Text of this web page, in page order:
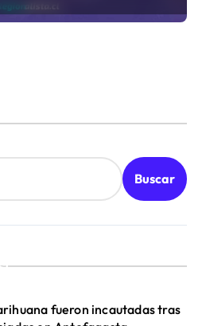
Buscar
fueron incautadas tras